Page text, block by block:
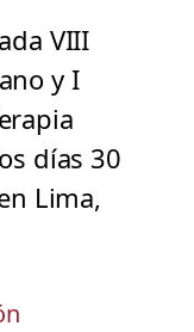
VIII
y I
días 30
Lima,